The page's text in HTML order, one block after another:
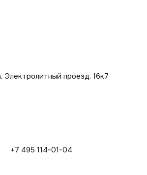
Электролитный проезд, 16к7
+7 495 114-01-04